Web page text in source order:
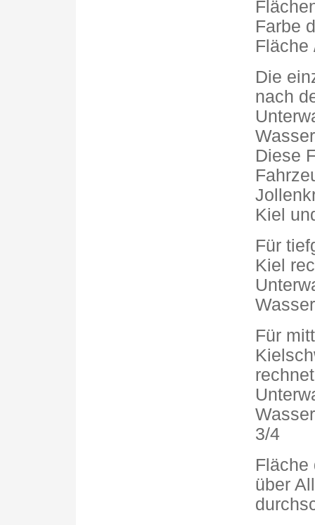
Farbe
Fläche
Die
nach
Diese
Kiel
Für
Kiel
Für
3/4
Fläche
über